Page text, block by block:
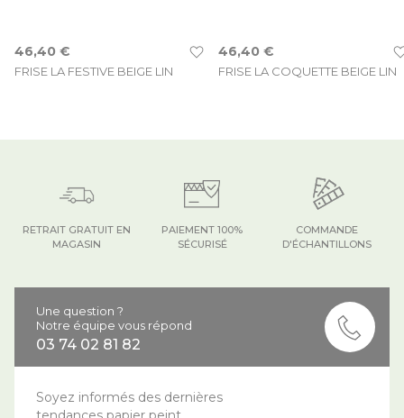
FRISE LA FESTIVE BEIGE LIN
46,40 €
FRISE LA COQUETTE BEIGE LIN
46,40 €
COMMANDE
D'ÉCHANTILLONS
PAIEMENT 100%
SÉCURISÉ
RETRAIT GRATUIT EN
MAGASIN
Une question ?
Notre équipe vous répond
03 74 02 81 82
Soyez informés des dernières